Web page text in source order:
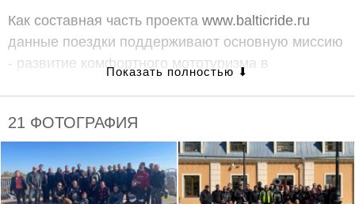
Как составная часть проекта www.balticride.ru
данные поездки поддерживают основную миссию
- развитие комфортного мототуризма в
Предусматриваем экскурсионный маршрут
организованной колонной по самому городу, с
проездом достопримечательностей, участие в
21 ФОТОГРАФИЯ